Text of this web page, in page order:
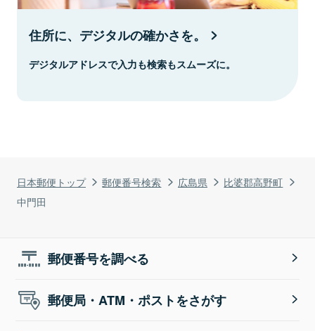
日本郵便トップ 郵便番号検索 広島県
比婆郡高野町
中門田
住所に、デジタルの確かさを。
デジタルアドレスで入力も検索もスムーズに。
郵便番号を調べる
郵便局・ATM・ポストをさがす